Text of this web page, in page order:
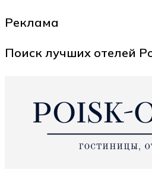
Реклама
Поиск лучших отелей